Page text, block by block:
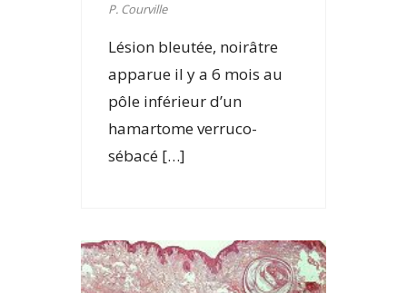
P. Courville
Lésion bleutée, noirâtre
apparue il y a 6 mois au
pôle inférieur d’un
hamartome verruco-
sébacé […]